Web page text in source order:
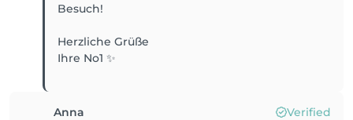
Besuch!
Herzliche Grüße
Ihre No1 ✨
Anna Verified